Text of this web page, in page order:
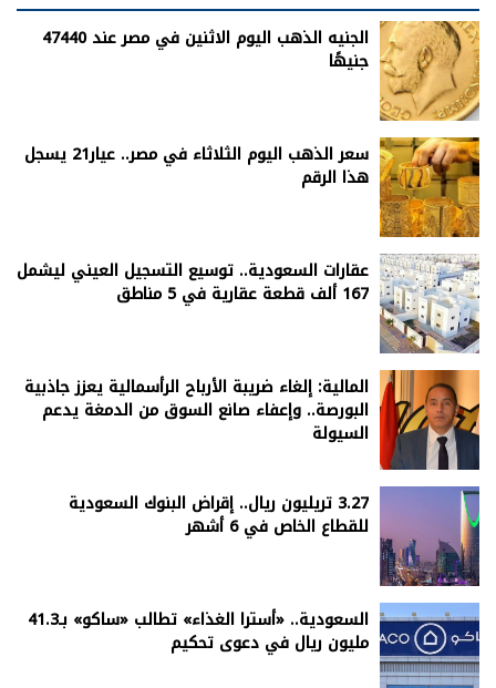
الجنيه الذهب اليوم الاثنين في مصر عند 47440
جنيهًا
سعر الذهب اليوم الثلاثاء في مصر.. عيار21 يسجل
هذا الرقم
عقارات السعودية.. توسيع التسجيل العيني ليشمل
167 ألف قطعة عقارية في 5 مناطق
المالية: إلغاء ضريبة الأرباح الرأسمالية يعزز جاذبية
البورصة.. وإعفاء صانع السوق من الدمغة يدعم
السيولة
3.27 تريليون ريال.. إقراض البنوك السعودية
للقطاع الخاص في 6 أشهر
السعودية.. «أسترا الغذاء» تطالب «ساكو» بـ41.3
مليون ريال في دعوى تحكيم